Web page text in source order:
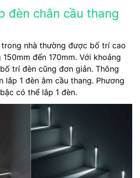
đèn chân cầu thang
nhà thường được bố trí cao
đến 170mm. Với khoảng
trí đèn cũng đơn giản. Thông
lắp 1 đèn âm cầu thang. Phương
có thể lắp 1 đèn.